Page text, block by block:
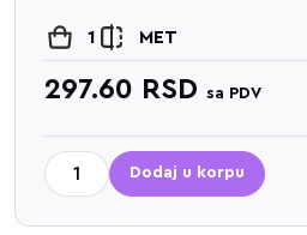
1 MET
297.60 RSD sa PDV
Dodaj u korpu